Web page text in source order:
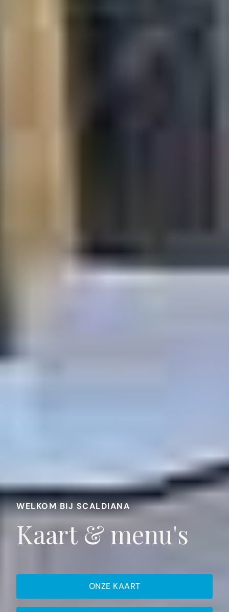
WELKOM BIJ SCALDIANA
Kaart & menu's
ONZE KAART